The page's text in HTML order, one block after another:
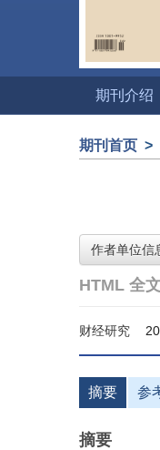
期刊介绍
期刊首页 >
作者单位信
HTML 全
财经研究
摘要 参
摘要